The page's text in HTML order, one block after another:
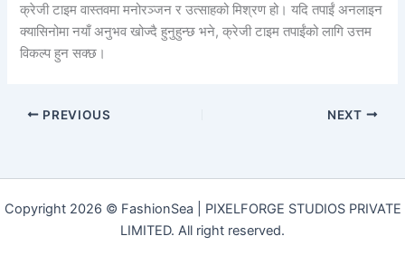
क्रेजी टाइम वास्तवमा मनोरञ्जन र उत्साहको मिश्रण हो। यदि तपाईं अनलाइन
क्यासिनोमा नयाँ अनुभव खोज्दै हुनुहुन्छ भने, क्रेजी टाइम तपाईंको लागि उत्तम
विकल्प हुन सक्छ।
PREVIOUS NEXT
Copyright 2026 © FashionSea | PIXELFORGE STUDIOS PRIVATE
LIMITED. All right reserved.